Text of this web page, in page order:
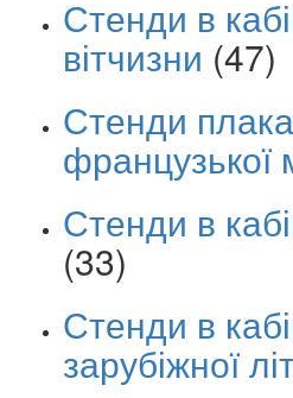
Стенди в
вітчизни (47)
Стенди
французької
Стенди в
(33)
Стенди в
зарубіжної